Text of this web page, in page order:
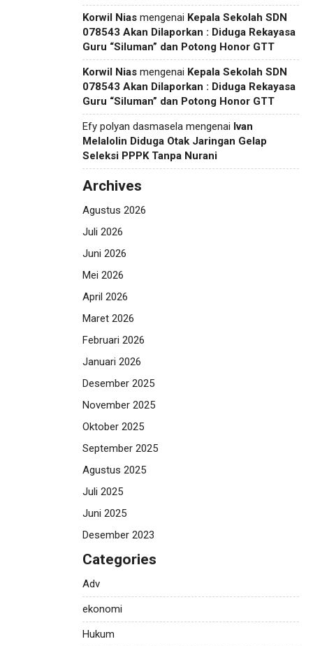
Korwil Nias mengenai Kepala Sekolah SDN
078543 Akan Dilaporkan : Diduga Rekayasa
Guru “Siluman” dan Potong Honor GTT
Korwil Nias mengenai Kepala Sekolah SDN
078543 Akan Dilaporkan : Diduga Rekayasa
Guru “Siluman” dan Potong Honor GTT
Efy polyan dasmasela mengenai Ivan
Melalolin Diduga Otak Jaringan Gelap
Seleksi PPPK Tanpa Nurani
Archives
Agustus 2026
Juli 2026
Juni 2026
Mei 2026
April 2026
Maret 2026
Februari 2026
Januari 2026
Desember 2025
November 2025
Oktober 2025
September 2025
Agustus 2025
Juli 2025
Juni 2025
Desember 2023
Categories
Adv
ekonomi
Hukum